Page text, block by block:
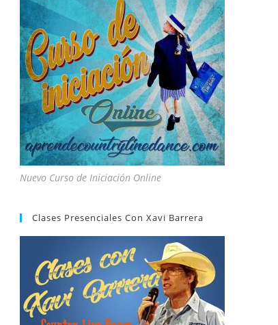
Nuevo Curso de Iniciación Online
Clases Presenciales Con Xavi Barrera